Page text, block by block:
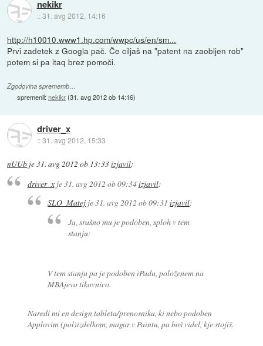
nekikr
::31. avg 2012, 14:16
http://h10010.www1.hp.com/wwpc/us/en/sm...
Prvi zadetek z Googla pač. Če ciljaš na "patent na zaobljen rob"
potem si pa itaq brez pomoči.
Zgodovina sprememb…
spremenil:nekikr(31. avg 2012 ob 14:16)
driver_x
::31. avg 2012, 15:33
nUUb je31. avg 2012 ob 13:33izjavil:
driver_xje31. avg 2012 ob 09:34izjavil:
SLO_Matej je31. avg 2012 ob 09:31 izjavil:
Ja, srašno mu je podoben, sploh v tem
stanju:
V tem stanju pa je podoben iPadu, položenem na
MBAjevo tikovnico.
Naredi mi en design tableta/prenosnika, ki nebo podoben
Applovim (pol)izdelkom, magar v Paintu, pa boš videl, kje stojiš.